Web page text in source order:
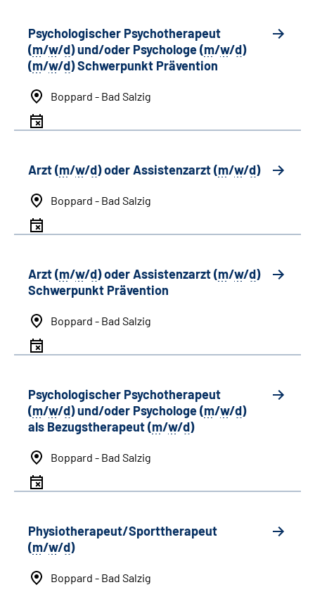
Psychologischer Psychotherapeut
(m/w/d) und/oder Psychologe (m/w/d)
(m/w/d) Schwerpunkt Prävention
Boppard - Bad Salzig
Arzt (m/w/d) oder Assistenzarzt (m/w/d)
Boppard - Bad Salzig
Arzt (m/w/d) oder Assistenzarzt (m/w/d)
Schwerpunkt Prävention
Boppard - Bad Salzig
Psychologischer Psychotherapeut
(m/w/d) und/oder Psychologe (m/w/d)
als Bezugstherapeut (m/w/d)
Boppard - Bad Salzig
Physiotherapeut/Sporttherapeut
(m/w/d)
Boppard - Bad Salzig